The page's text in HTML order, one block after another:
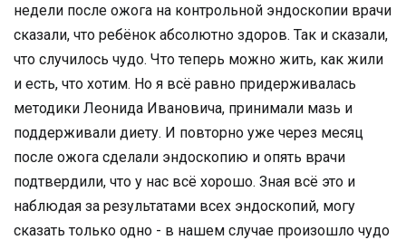
недели после ожога на контрольной эндоскопии врачи
сказали, что ребёнок абсолютно здоров. Так и сказали,
что случилось чудо. Что теперь можно жить, как жили
и есть, что хотим. Но я всё равно придерживалась
методики Леонида Ивановича, принимали мазь и
поддерживали диету. И повторно уже через месяц
после ожога сделали эндоскопию и опять врачи
подтвердили, что у нас всё хорошо. Зная всё это и
наблюдая за результатами всех эндоскопий, могу
сказать только одно - в нашем случае произошло чудо